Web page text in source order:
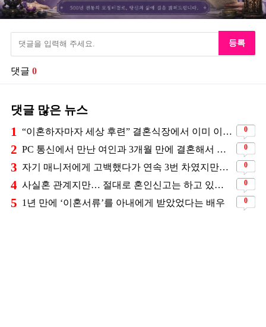
등록
댓글 0
댓글 많은 뉴스
1 “이혼하자마자 세상 후련” 결혼식장에서 이미 이혼을 직감했었다는 배우 0
2 PC 통신에서 만난 여인과 3개월 만에 결혼해서 잘 살고 있는 배우 0
3 자기 매니저에게 고백했다가 연속 3번 차였지만… 결국 결혼에 성공한 배우 0
4 사실혼 관계지만… 절대로 혼인신고는 하고 있지 않다는 배우 0
5 1년 만에 ‘이혼서류’를 아내에게 받았었다는 배우 0